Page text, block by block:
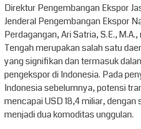
Direktur Pengembangan Ekspor
Jenderal Pengembangan Ekspor
Perdagangan, Ari Satria, S.E.,
Tengah merupakan salah satu
yang signifikan dan termasuk
pengekspor di Indonesia. Pada
Indonesia sebelumnya, potensi
mencapai USD 18,4 miliar,
menjadi dua komoditas unggulan.